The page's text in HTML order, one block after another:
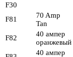
F30
F81
70 Amp
Tan
F82
40 ампер
оранжевый
40 ампер